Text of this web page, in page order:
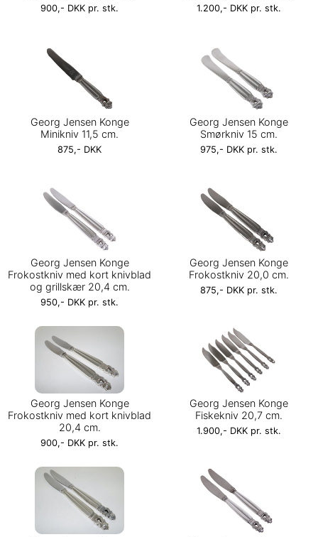
900,- DKK pr. stk. 1.200,- DKK pr. stk.
Georg Jensen Konge
Minikniv 11,5 cm.
875,- DKK
Georg Jensen Konge
Smørkniv 15 cm.
975,- DKK pr. stk.
Georg Jensen Konge
Frokostkniv med kort knivblad
og grillskær 20,4 cm.
950,- DKK pr. stk.
Georg Jensen Konge
Frokostkniv 20,0 cm.
875,- DKK pr. stk.
Georg Jensen Konge
Frokostkniv med kort knivblad
20,4 cm.
900,- DKK pr. stk.
Georg Jensen Konge
Fiskekniv 20,7 cm.
1.900,- DKK pr. stk.